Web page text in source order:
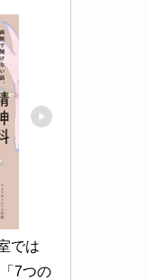
では
7つの